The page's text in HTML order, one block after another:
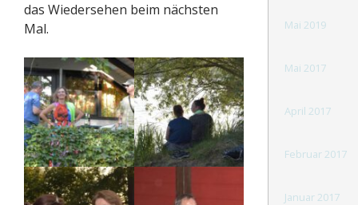
das Wiedersehen beim nächsten
Mal.
Mai 2019
Mai 2017
April 2017
Februar 2017
Januar 2017